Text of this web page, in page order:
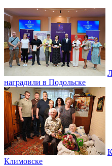
наградили в Подольске
Климовске